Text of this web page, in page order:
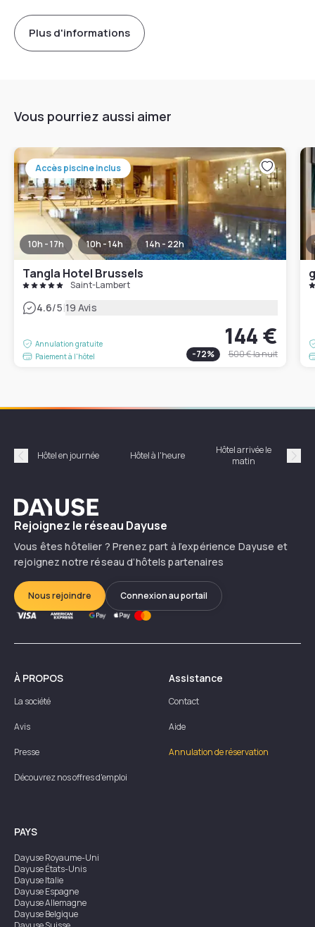
Plus d'informations
Vous pourriez aussi aimer
Accès piscine inclus
10h - 17h 10h - 14h 14h - 22h
Tangla Hotel Brussels
Saint-Lambert
4.6/5|19 Avis
Annulation gratuite
Paiement à l'hôtel
144 €
-72% 500 €la nuit
Précédent
Hôtel en journée Hôtel à l'heure
Hôtel arrivée le
matin
Dayuse
Rejoignez le réseau Dayuse
Vous êtes hôtelier ? Prenez part à l’expérience Dayuse et
rejoignez notre réseau d’hôtels partenaires
Nous rejoindre Connexion au portail
À PROPOS
La société
Avis
Presse
Découvrez nos offres d'emploi
Assistance
Contact
Aide
Annulation de réservation
PAYS
DayuseRoyaume-Uni
DayuseÉtats-Unis
DayuseItalie
DayuseEspagne
DayuseAllemagne
DayuseBelgique